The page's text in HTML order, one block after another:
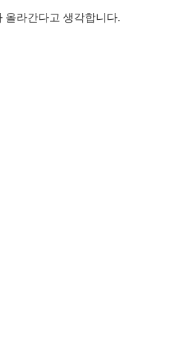
올라간다고 생각합니다.